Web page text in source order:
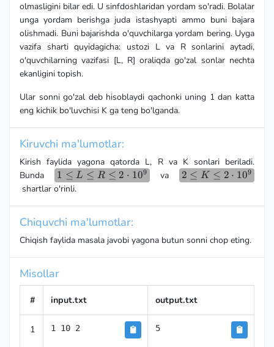
olmasligini bilar edi. U sinfdoshlaridan yordam so'radi. Bolalar
unga yordam berishga juda istashyapti ammo buni bajara
olishmadi. Buni bajarishda o'quvchilarga yordam bering. Uyga
vazifa sharti quyidagicha: ustozi L va R sonlarini aytadi,
o'quvchilarning vazifasi [L, R] oraliqda go'zal sonlar nechta
ekanligini topish.
Ular sonni go'zal deb hisoblaydi qachonki uning 1 dan katta
eng kichik bo'luvchisi K ga teng bo'lganda.
Kiruvchi ma'lumotlar:
Kirish faylida yagona qatorda L, R va K sonlari beriladi.
Bunda
1 \le L \le
R \le 2
1 ≤ L ≤ R ≤ 2 ⋅ 109 va
2 \le
2 ≤ K ≤ 2 ⋅ 109
shartlar o'rinli.
Chiquvchi ma'lumotlar:
Chiqish faylida masala javobi yagona butun sonni chop eting.
Misollar
# input.txt output.txt
1 1 10 2 5